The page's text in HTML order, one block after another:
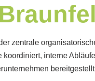
zentrale
interne